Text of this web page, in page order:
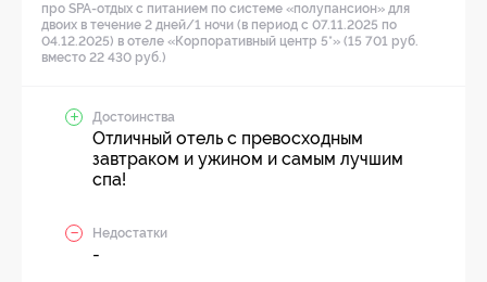
про SPA-отдых с питанием по системе «полупансион» для
двоих в течение 2 дней/1 ночи (в период с 07.11.2025 по
04.12.2025) в отеле «Корпоративный центр 5*» (15 701 руб.
вместо 22 430 руб.)
Достоинства
Отличный отель с превосходным
завтраком и ужином и самым лучшим
спа!
Недостатки
-